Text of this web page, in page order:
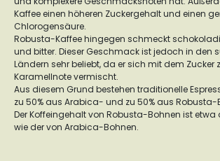
Kaffee einen höheren Zuckergehalt und einen
Chlorogensäure.
Robusta-Kaffee hingegen schmeckt
und bitter. Dieser Geschmack ist jedoch in den
Ländern sehr beliebt, da er sich mit dem Zucker
Karamellnote vermischt.
Aus diesem Grund bestehen traditionelle
zu 50% aus Arabica- und zu 50% aus Robusta-
Der Koffeingehalt von Robusta-Bohnen ist
wie der von Arabica-Bohnen.